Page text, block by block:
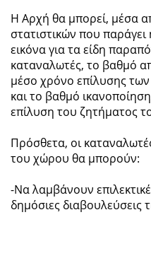
Η Αρχή θα μπορεί, μέσα
στατιστικών που
εικόνα για τα είδη
καταναλωτές, το βαθμό
μέσο χρόνο επίλυσης των
και το βαθμό
επίλυση του ζητήματος
Πρόσθετα, οι
του χώρου θα μπορούν:
-Να λαμβάνουν
δημόσιες διαβουλεύσεις